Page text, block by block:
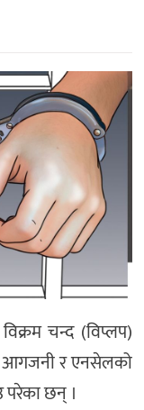
चन्द (विप्लप)
आगजनी र एनसेलको
परेका छन् ।